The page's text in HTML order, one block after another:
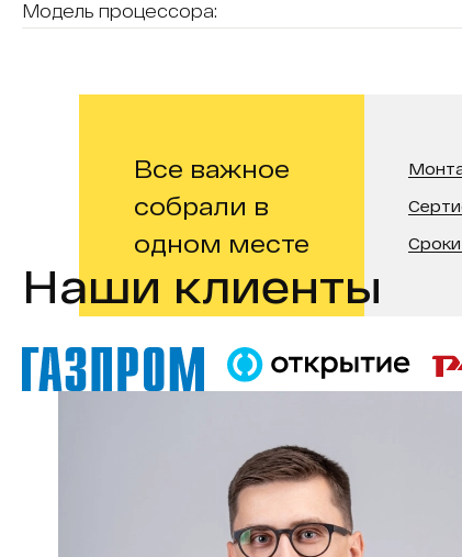
Модель процессора:
Все важное
собрали в
одном месте
Наши клиенты